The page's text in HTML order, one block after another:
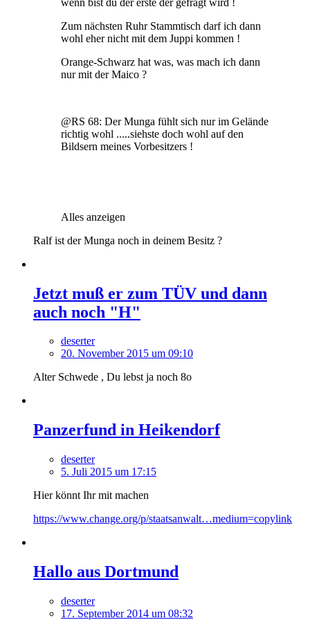
Zum nächsten Ruhr Stammtisch darf ich dann
wohl eher nicht mit dem Juppi kommen !
Orange-Schwarz hat was, was mach ich dann
nur mit der Maico ?
@RS 68: Der Munga fühlt sich nur im Gelände
richtig wohl .....siehste doch wohl auf den
Bildsern meines Vorbesitzers !
Alles anzeigen
Ralf ist der Munga noch in deinem Besitz ?
Jetzt muß er zum TÜV und dann
auch noch "H"
deserter
20. November 2015 um 09:10
Alter Schwede , Du lebst ja noch 8o
Panzerfund in Heikendorf
deserter
5. Juli 2015 um 17:15
Hier könnt Ihr mit machen
https://www.change.org/p/staatsanwalt…medium=copylink
Hallo aus Dortmund
deserter
17. September 2014 um 08:32